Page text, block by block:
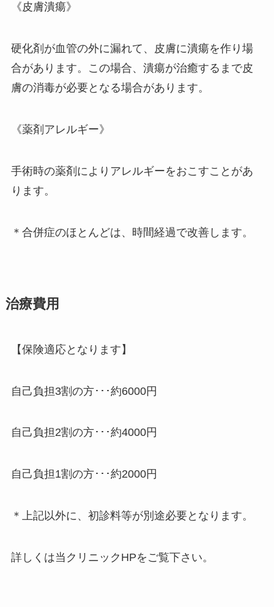
《皮膚潰瘍》
硬化剤が血管の外に漏れて、皮膚に潰瘍を作り場
合があります。この場合、潰瘍が治癒するまで皮
膚の消毒が必要となる場合があります。
《薬剤アレルギー》
手術時の薬剤によりアレルギーをおこすことがあ
ります。
＊合併症のほとんどは、時間経過で改善します。
治療費用
【保険適応となります】
自己負担3割の方･･･約6000円
自己負担2割の方･･･約4000円
自己負担1割の方･･･約2000円
＊上記以外に、初診料等が別途必要となります。
詳しくは当クリニックHPをご覧下さい。